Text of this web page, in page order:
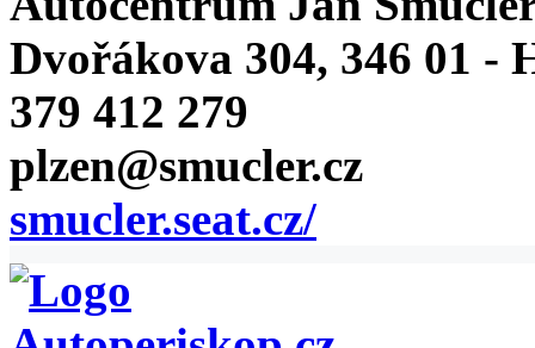
Dvořákova 304, 346 01 -
379 412 279
plzen@smucler.cz
smucler.seat.cz/